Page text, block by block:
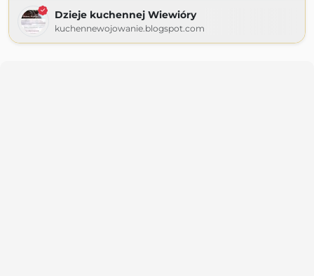
Dzieje kuchennej Wiewióry
kuchennewojowanie.blogspot.com